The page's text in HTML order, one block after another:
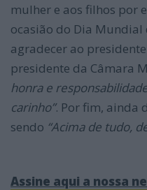
mulher e aos filhos por
ocasião do Dia Mundial
agradecer ao
presidente da Câmara
honra e
carinho”. Por fim, ainda
sendo “Acima de tudo,
Assine aqui a nossa